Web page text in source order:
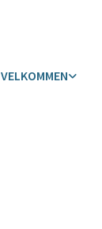
VELKOMMEN